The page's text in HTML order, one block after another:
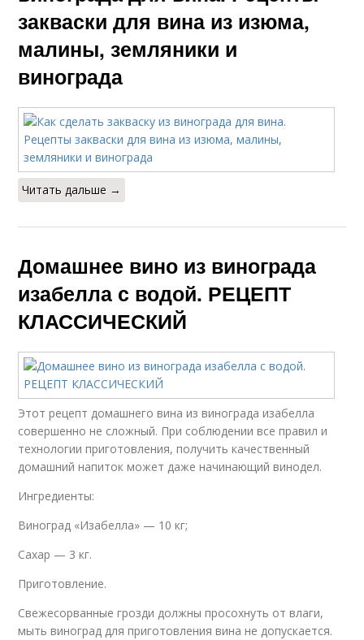
закваски для вина из изюма,
малины, земляники и
винограда
Читать дальше →
Домашнее вино из винограда
изабелла с водой. РЕЦЕПТ
КЛАССИЧЕСКИЙ
Этот рецепт домашнего вина из винограда изабелла
совершенно не сложный. При соблюдении все правил и
технологии приготовления, получить качественный
домашний напиток может даже начинающий винодел.
Ингредиенты:
Виноград «Изабелла» — 10 кг;
Сахар — 3 кг.
Приготовление.
Свежесорванные грозди должны просохнуть от влаги,
мыть виноград для приготовления вина не допускается.